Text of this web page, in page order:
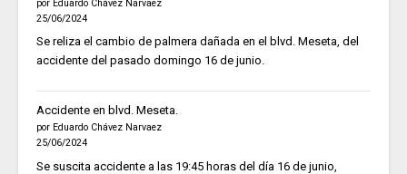
por Eduardo Chávez Narvaez
25/06/2024
Se reliza el cambio de palmera dañada en el blvd. Meseta, del
accidente del pasado domingo 16 de junio.
Accidente en blvd. Meseta.
por Eduardo Chávez Narvaez
25/06/2024
Se suscita accidente a las 19:45 horas del día 16 de junio,